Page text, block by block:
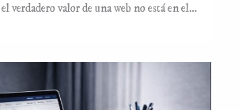
verdadero valor de una web no está en el…